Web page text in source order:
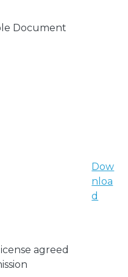
Document
agreed
Dow
nloa
d